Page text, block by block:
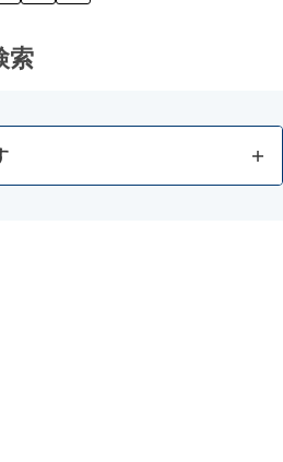
索